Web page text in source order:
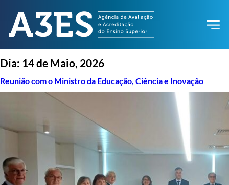
Dia: 14 de Maio, 2026
Reunião com o Ministro da Educação, Ciência e Inovação